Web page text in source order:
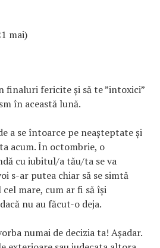
mai)
finaluri fericite și să te ”intoxici”
în această lună.
a se întoarce pe neașteptate și
acum. În octombrie, o
cu iubitul/a tău/ta se va
s-ar putea chiar să se simtă
mare, cum ar fi să își
nu au făcut-o deja.
numai de decizia ta! Așadar.